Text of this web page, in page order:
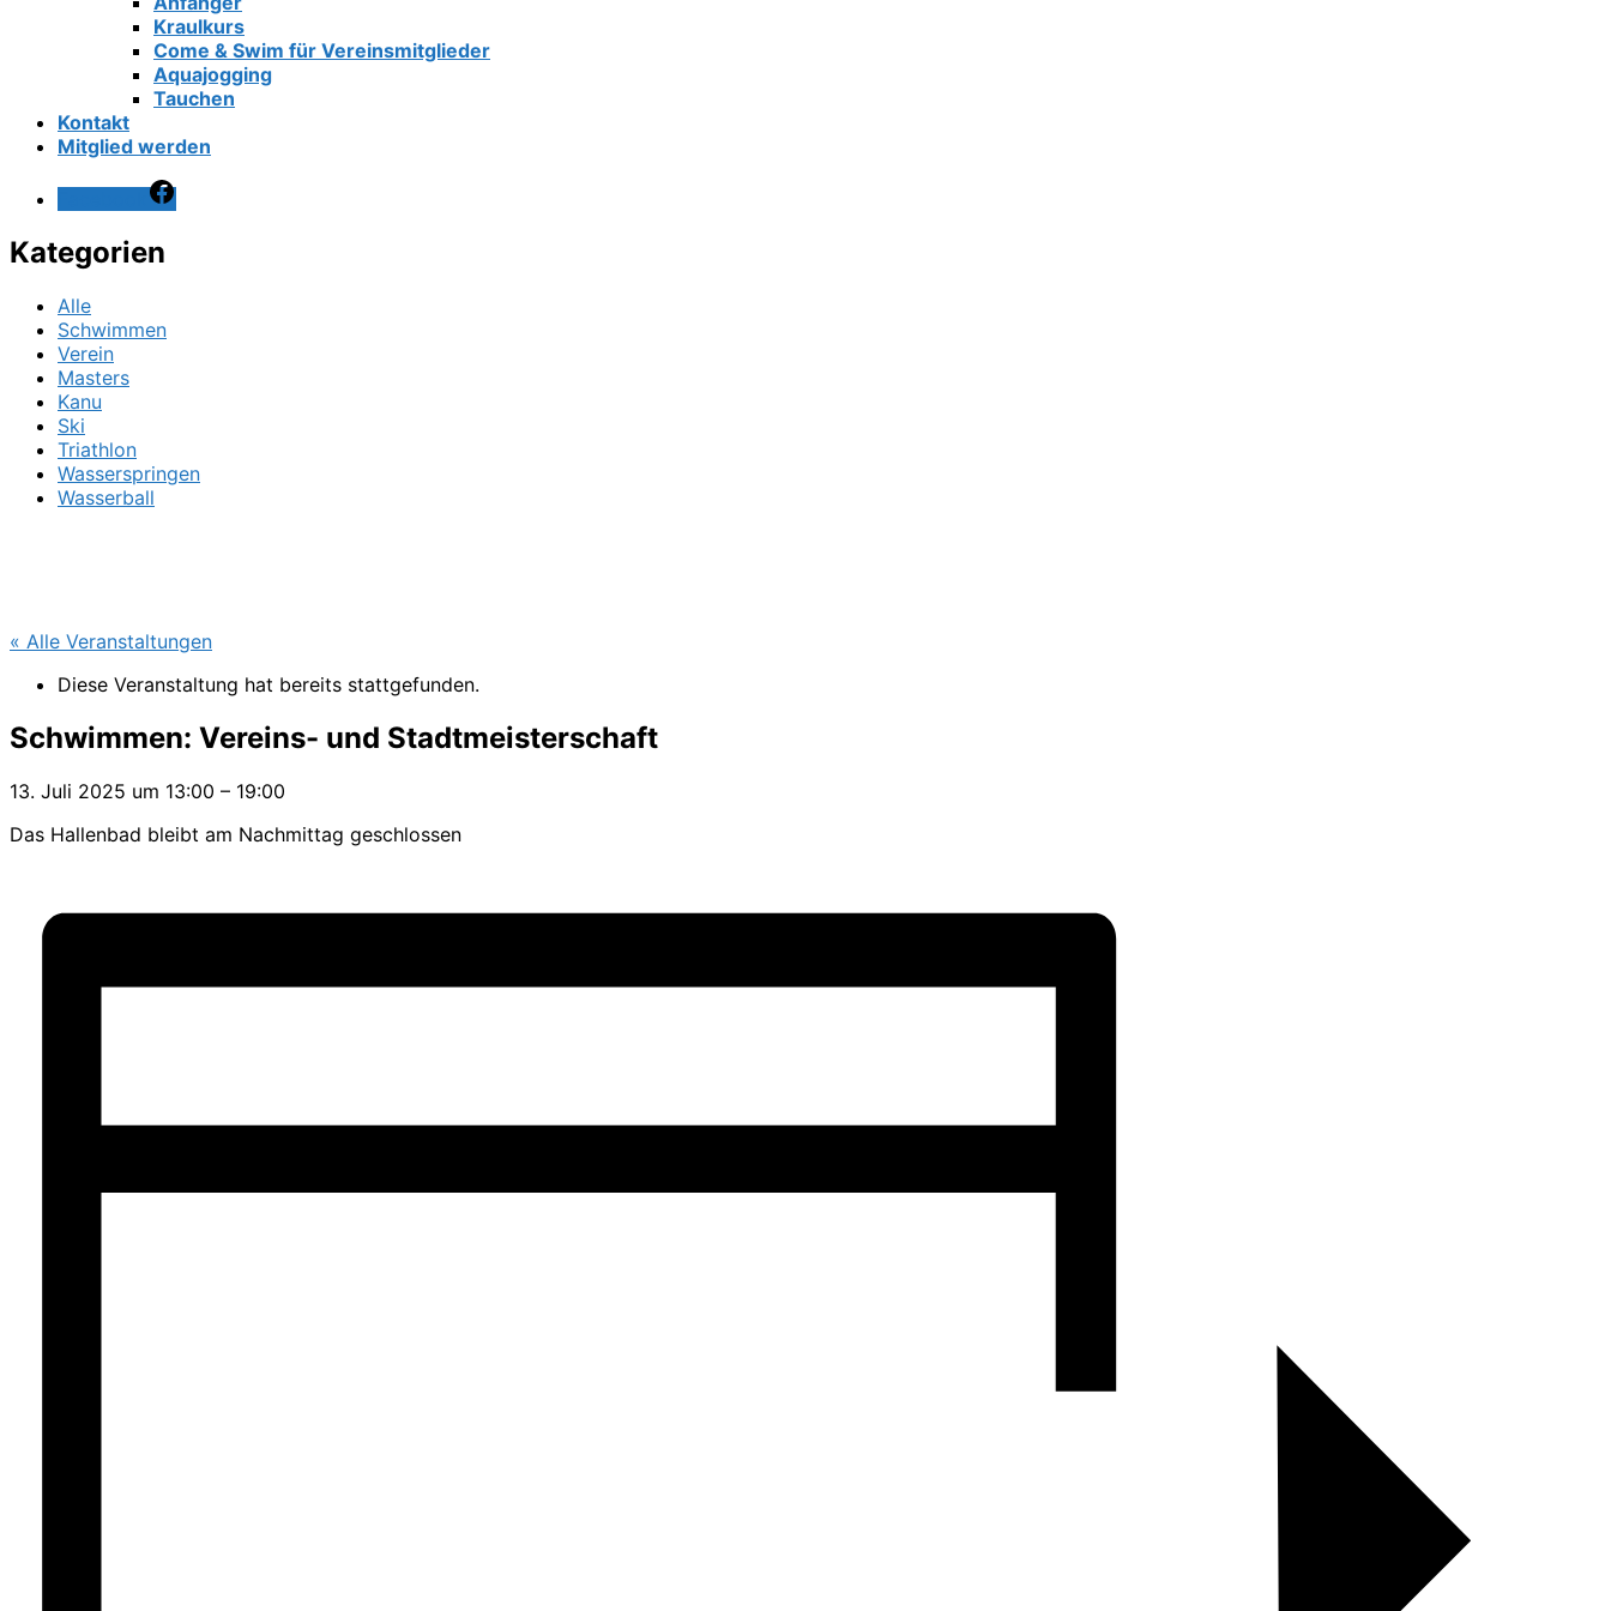
Kraulkurs
Come & Swim für Vereinsmitglieder
Aquajogging
Tauchen
Kontakt
Mitglied werden
Kategorien
Alle
Schwimmen
Verein
Masters
Kanu
Ski
Triathlon
Wasserspringen
Wasserball
« Alle Veranstaltungen
Diese Veranstaltung hat bereits stattgefunden.
Schwimmen: Vereins- und Stadtmeisterschaft
13. Juli 2025 um 13:00 – 19:00
Das Hallenbad bleibt am Nachmittag geschlossen